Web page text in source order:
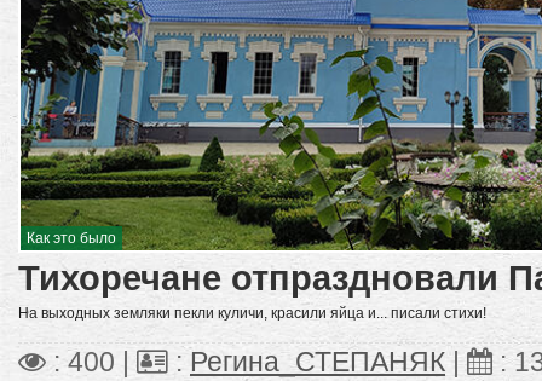
Как это было
Тихоречане отпраздновали
На выходных земляки пекли куличи, красили яйца и... писали стихи!
: 400 | : Регина_СТЕПАНЯК :